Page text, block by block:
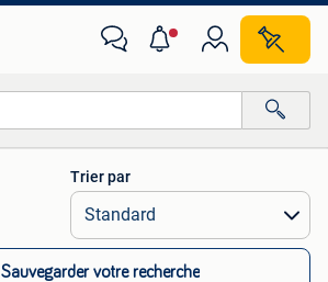
Toutes les distances…
Trier par
Sauvegarder votre recherche